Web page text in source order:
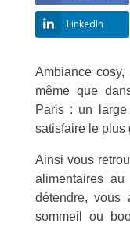
LinkedIn
Ambiance
même que
Paris : un
satisfaire le plus
Ainsi vous
alimentaires
détendre, vous
sommeil ou